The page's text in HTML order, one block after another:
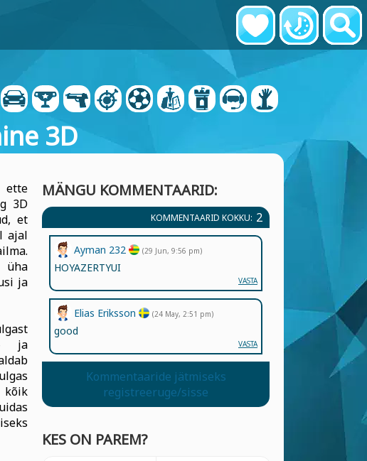
3D
3D
et
ajal
üha
ja
ja
MÄNGU KOMMENTAARID:
KOMMENTAARID KOKKU: 2
Elias Eriksson (24 May, 2:51 pm)
good
VASTA
Ayman 232 (29 Jun, 9:56 pm)
HOYAZERTYUI
VASTA
Kommentaaride jätmiseks
registreeruge/sisse
KES ON PAREM?